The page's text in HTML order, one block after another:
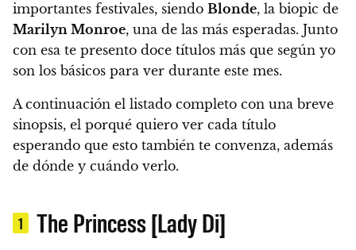
importantes festivales, siendo Blonde, la biopic de
Marilyn Monroe, una de las más esperadas. Junto
con esa te presento doce títulos más que según yo
son los básicos para ver durante este mes.
A continuación el listado completo con una breve
sinopsis, el porqué quiero ver cada título
esperando que esto también te convenza, además
de dónde y cuándo verlo.
1 The Princess [Lady Di]